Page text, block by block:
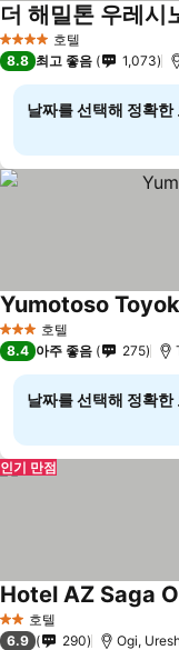
4 성급 호텔
더 해밀톤 우레시
8.8 최고 좋음 1,073
날짜를 선택해 정확
3 성급 호텔
Yumotoso
8.4 아주 좋음 275
날짜를 선택해 정확
인기 만점
2 성급호텔
Hotel AZ Saga
6.9 290 Ogi,